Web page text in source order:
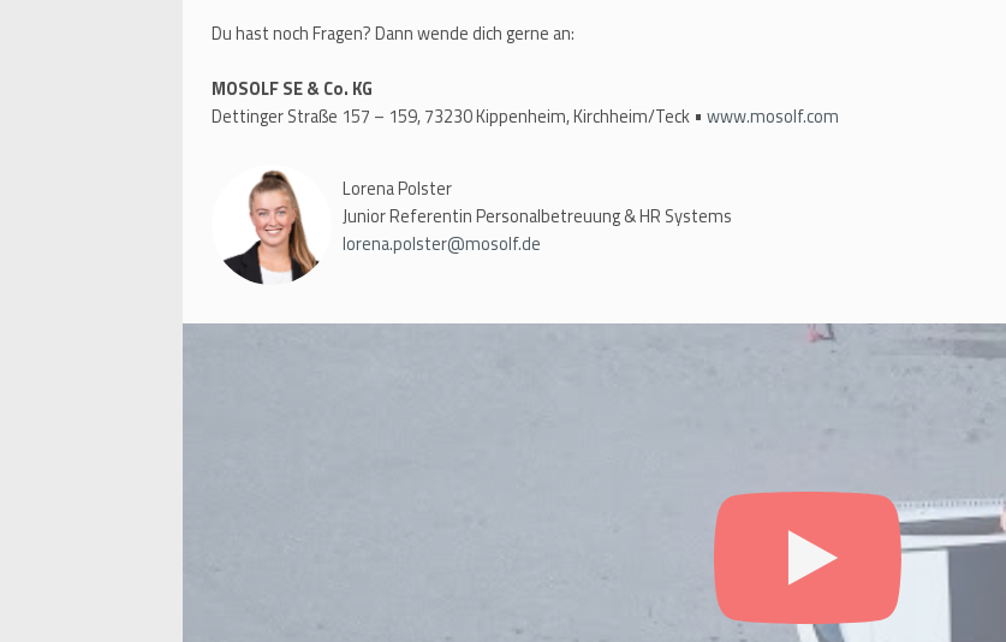
Du hast noch Fragen? Dann wende dich gerne an:
MOSOLF SE & Co. KG
Dettinger Straße 157 – 159, 73230 Kippenheim, Kirchheim/Teck • www.mosolf.com
Lorena Polster
Junior Referentin Personalbetreuung & HR Systems
lorena.polster@mosolf.de